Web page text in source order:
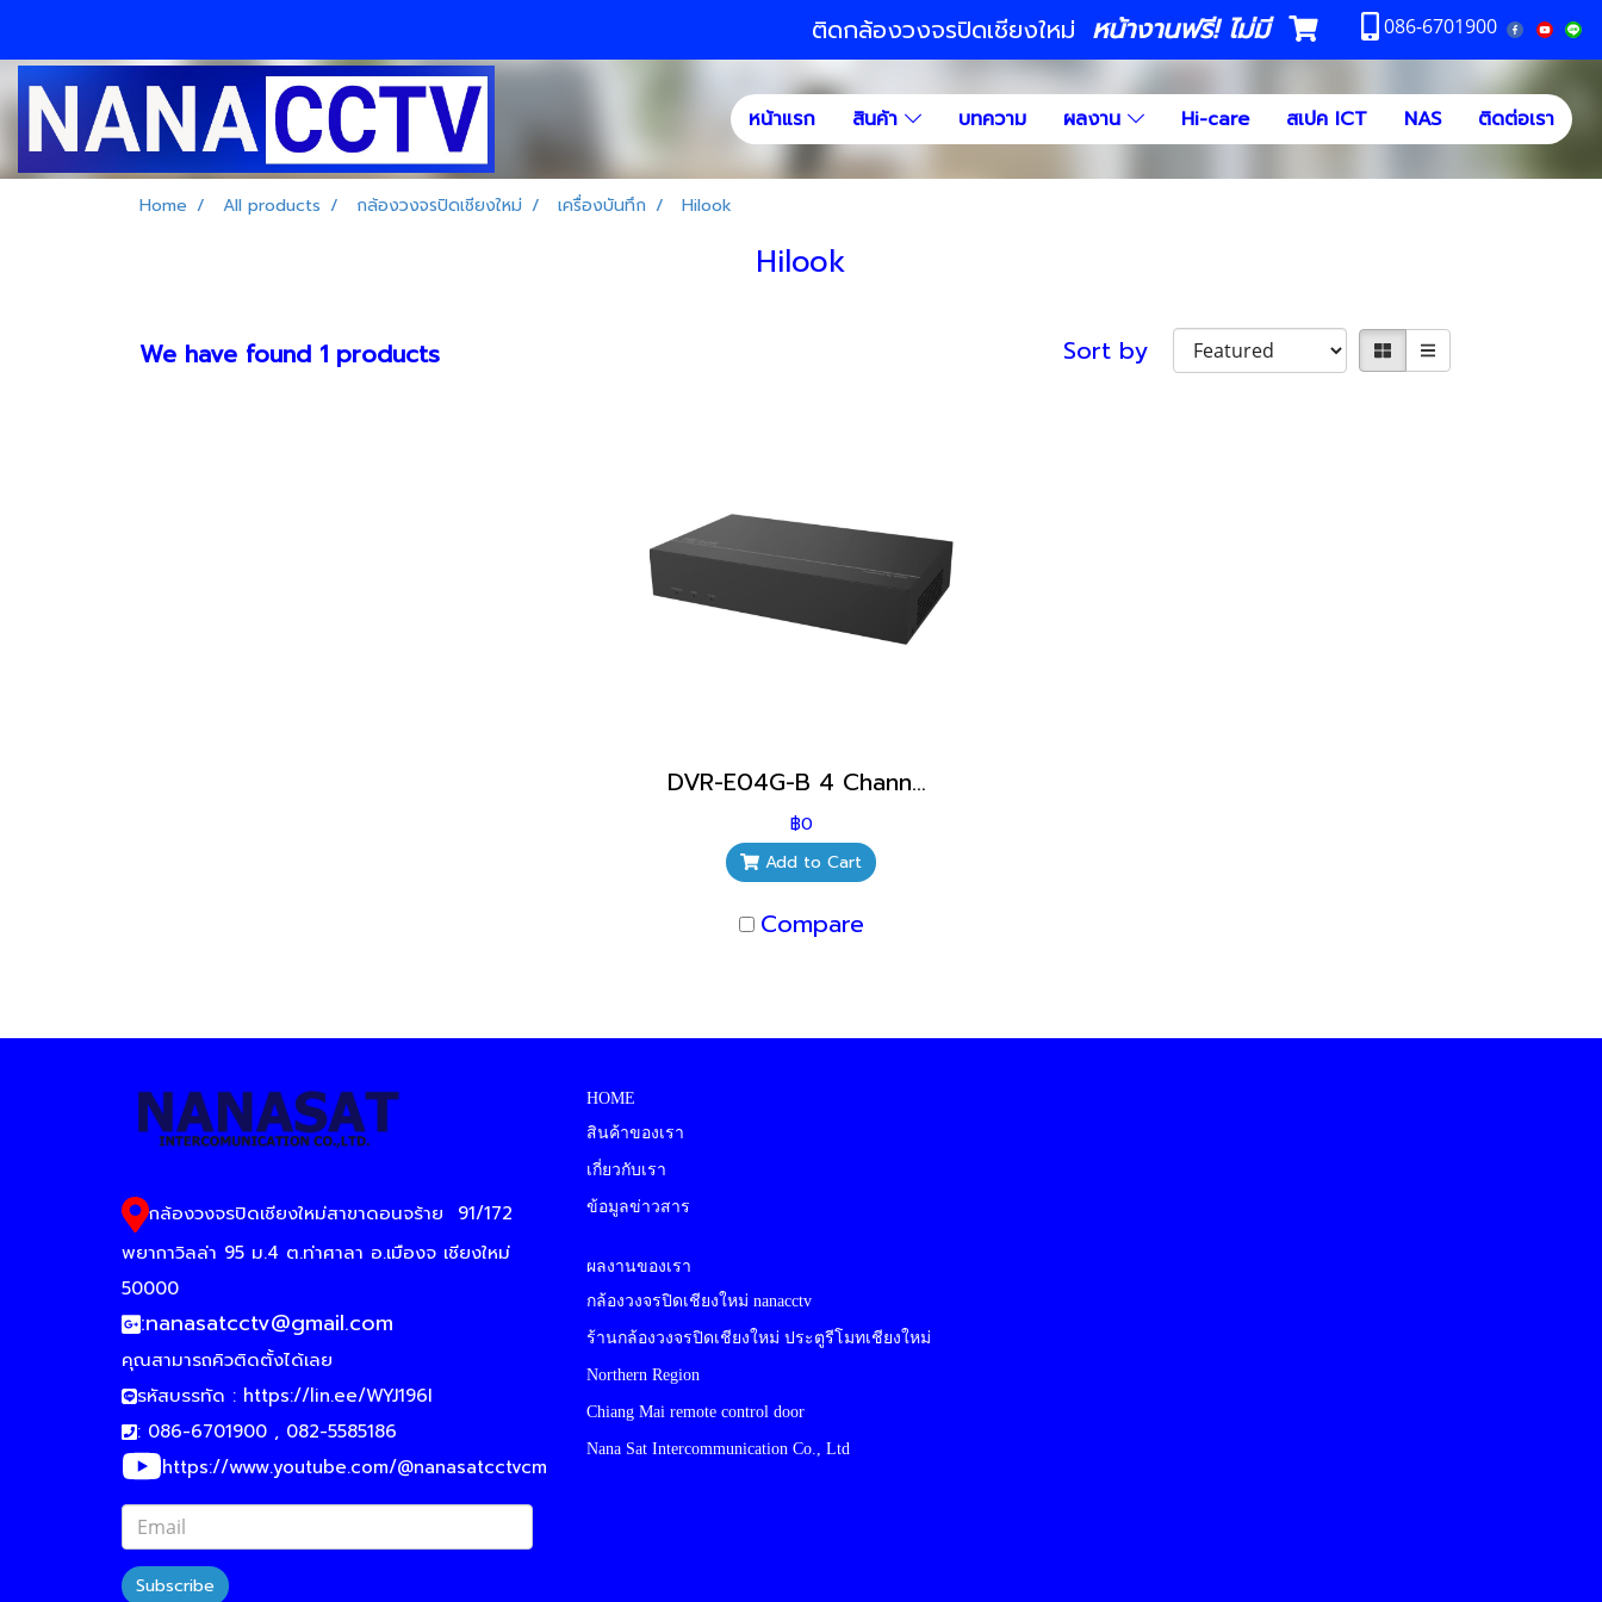
ติดกล้องวงจรปิดเชียงใหม่ หน้างานฟรี! ไม่มี 086-6701900
หน้าแรก สินค้า บทความ ผลงาน Hi-care สเปค ICT NAS ติดต่อเรา
Home All products กล้องวงจรปิดเชียงใหม่ เครื่องบันทึก Hilook
Hilook
We have found 1 products Sort by
DVR-E04G-B 4 Channel Hilook กล้องวงจรปิดเชียงใหม่
฿0
Add to Cart
Compare
กล้องวงจรปิดเชียงใหม่สาขาดอนจร้าย
91/172
พยากาวิลล่า 95 ม.4 ต.ท่าศาลา อ.เมืองจ เชียงใหม่
50000
:nanasatcctv@gmail.com
คุณสามารถคิวติดตั้งได้เลย
รหัสบรรทัด : https://lin.ee/WYJ196I
: 086-6701900 , 082-5585186
https://www.youtube.com/@nanasatcctvcm
Subscribe
HOME
สินค้าของเรา
เกี่ยวกับเรา
ข้อมูลข่าวสาร
ผลงานของเรา
กล้องวงจรปิดเชียงใหม่ nanacctv
ร้านกล้องวงจรปิดเชียงใหม่ ประตูรีโมทเชียงใหม่
Northern Region
Chiang Mai remote control door
Nana Sat Intercommunication Co., Ltd